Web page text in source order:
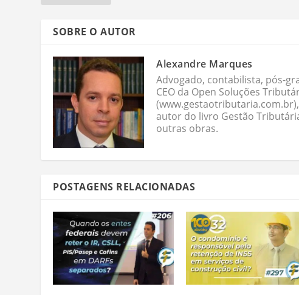
SOBRE O AUTOR
Alexandre Marques
Advogado, contabilista, pós-
CEO da Open Soluções
autor do livro Gestão
outras obras.
POSTAGENS RELACIONADAS